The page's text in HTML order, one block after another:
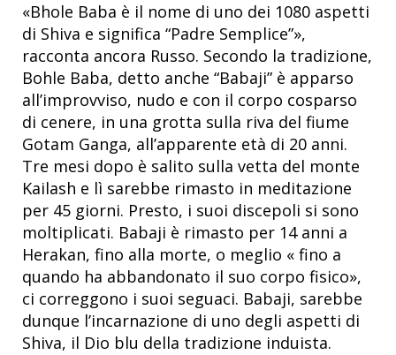
«Bhole Baba è il nome di uno dei 1080 aspetti
di Shiva e significa “Padre Semplice”»,
racconta ancora Russo. Secondo la tradizione,
Bohle Baba, detto anche “Babaji” è apparso
all’improvviso, nudo e con il corpo cosparso
di cenere, in una grotta sulla riva del fiume
Gotam Ganga, all’apparente età di 20 anni.
Tre mesi dopo è salito sulla vetta del monte
Kailash e lì sarebbe rimasto in meditazione
per 45 giorni. Presto, i suoi discepoli si sono
moltiplicati. Babaji è rimasto per 14 anni a
Herakan, fino alla morte, o meglio « fino a
quando ha abbandonato il suo corpo fisico»,
ci correggono i suoi seguaci. Babaji, sarebbe
dunque l’incarnazione di uno degli aspetti di
Shiva, il Dio blu della tradizione induista.